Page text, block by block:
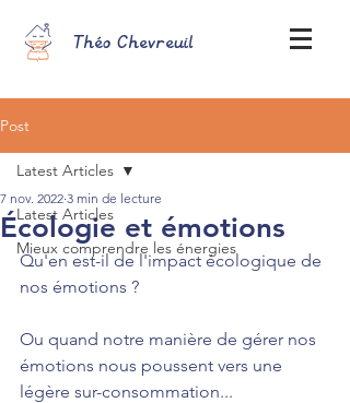
Théo Chevreuil
Post
Latest Articles
Mieux comprendre les énergies
Latest Articles
Écologie et émotions
7 nov. 2022 3 min de lecture
Qu'en est-il de l'impact écologique de
nos émotions ?
Ou quand notre manière de gérer nos
émotions nous poussent vers une
légère sur-consommation...